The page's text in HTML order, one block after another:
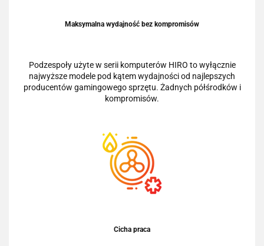
Maksymalna wydajność bez kompromisów
Podzespoły użyte w serii komputerów HIRO to wyłącznie
najwyższe modele pod kątem wydajności od najlepszych
producentów gamingowego sprzętu. Żadnych półśrodków i
kompromisów.
Cicha praca